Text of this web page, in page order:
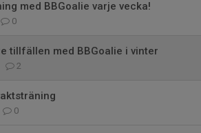
med BBGoalie varje vecka!
0
tillfällen med BBGoalie i vinter
2
0